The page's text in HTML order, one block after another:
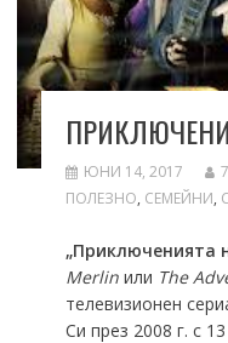
ЮНИ 14, 2017
ПОЛЕЗНО, СЕМЕЙНИ,
„Приключенията
Merlinили The
телевизионен
Си през 2008 г. с